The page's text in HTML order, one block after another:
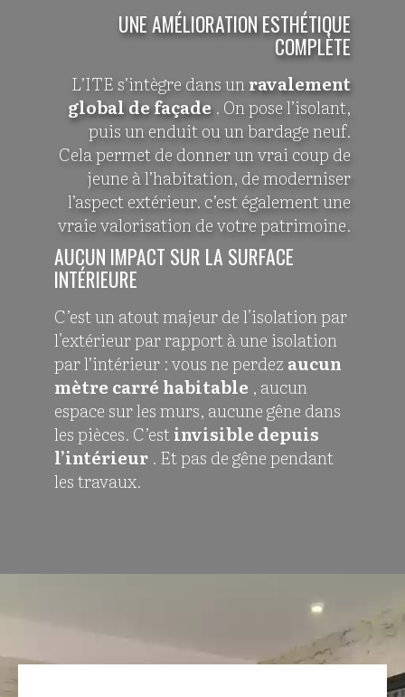
UNE AMÉLIORATION ESTHÉTIQUE
COMPLÈTE
L’ITE s’intègre dans unravalement
global de façade . On pose l’isolant,
puis un enduit ou un bardage neuf.
Cela permet de donner un vrai coup de
jeune à l’habitation, de moderniser
l’aspect extérieur. c’est également une
vraie valorisation de votre patrimoine.
AUCUN IMPACT SUR LA SURFACE
INTÉRIEURE
C’est un atout majeur de l'isolation par
l'extérieur par rapport à une isolation
par l’intérieur : vous ne perdez aucun
mètre carré habitable , aucun
espace sur les murs, aucune gêne dans
les pièces. C’estinvisible depuis
l’intérieur . Et pas de gêne pendant
les travaux.